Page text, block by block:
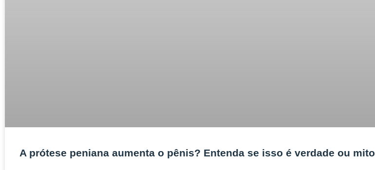
A prótese peniana aumenta o pênis? Entenda se isso é verdade ou mito